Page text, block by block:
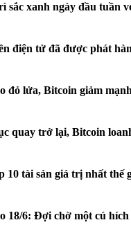
xanh ngày đầu tuần
điện tử đã được phát
đỏ lửa, Bitcoin giảm
quay trở lại, Bitcoin
10 tài sản giá trị nhất thế
18/6: Đợi chờ một cú hích